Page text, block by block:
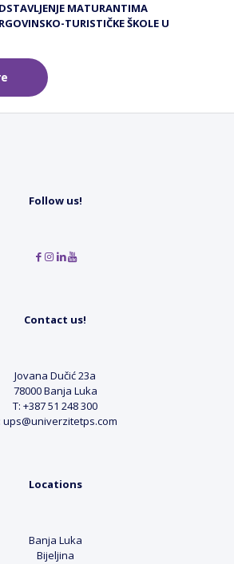
MATURANTIMA
TURISTIČKE ŠKOLE U
Follow us!
Contact us!
Jovana Dučić 23a
78000 Banja Luka
T: +387 51 248 300
ups@univerzitetps.com
Locations
Banja Luka
Bijeljina